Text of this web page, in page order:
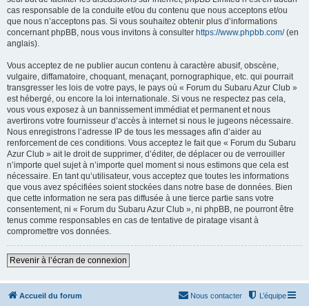
cas responsable de la conduite et/ou du contenu que nous acceptons et/ou
que nous n’acceptons pas. Si vous souhaitez obtenir plus d’informations
concernant phpBB, nous vous invitons à consulter https://www.phpbb.com/(en
anglais).
Vous acceptez de ne publier aucun contenu à caractère abusif, obscène,
vulgaire, diffamatoire, choquant, menaçant, pornographique, etc. qui pourrait
transgresser les lois de votre pays, le pays où « Forum du Subaru Azur Club »
est hébergé, ou encore la loi internationale. Si vous ne respectez pas cela,
vous vous exposez à un bannissement immédiat et permanent et nous
avertirons votre fournisseur d’accès à internet si nous le jugeons nécessaire.
Nous enregistrons l’adresse IP de tous les messages afin d’aider au
renforcement de ces conditions. Vous acceptez le fait que « Forum du Subaru
Azur Club » ait le droit de supprimer, d’éditer, de déplacer ou de verrouiller
n’importe quel sujet à n’importe quel moment si nous estimons que cela est
nécessaire. En tant qu’utilisateur, vous acceptez que toutes les informations
que vous avez spécifiées soient stockées dans notre base de données. Bien
que cette information ne sera pas diffusée à une tierce partie sans votre
consentement, ni « Forum du Subaru Azur Club », ni phpBB, ne pourront être
tenus comme responsables en cas de tentative de piratage visant à
compromettre vos données.
Revenir à l’écran de connexion
Accueil du forum L’équipe
Nous contacter